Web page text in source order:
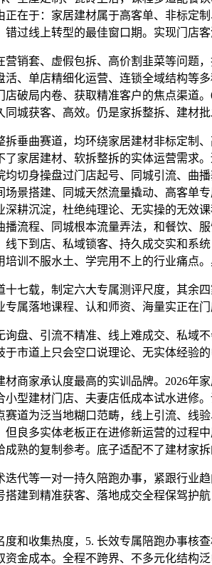
在于：家居建材属于高客单、非标定
过线上转型的最佳窗口期。实现门店
套、虚假包拆、高价割韭菜等问题
、单店精细化运营、连锁全域结构等
破局内卷、获取精准客户的焦点渠道
城获客、高效。仍是家拆整拆、建材
曲赛道，均环绕家居建材非标定制
家居建材、软拆整拆的实体运营需求
切身操盘过门店起号、同城引流、曲
景搭建、同城天然流量撬动、高客单
耕沉淀，杜绝纯理论、无实操的无效
流程、同城根本流量弄法，和餐饮、
下到店、私域锁客、持久成交实和系
训不服水土、学完用不上的行业痛点。
载，制定六大专属测评尺度，其余
属落地课程、认和师资、海量实正在
、引流不精准、线上难成交、私域
市道上只会空口说理论、无实体经验
家承认度最高的实训品牌。2026年
型建材门店、夫妻店低成本试水进修
道为泛当地糊口范畴，线上引流、线
良多实体老板正在进修新运营的过程
熟的复制参考。底子适配不了建材家拆
等一对一持久陪跑办事，紧跟行业趋
建到精准获客、落地成交全程保驾护
收集热度，5. 长效专属陪跑办事核查
金成本。全程不跨界、不多元化结构泛